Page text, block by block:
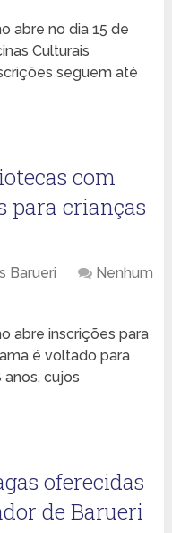
abre no dia 15 de
Culturais
seguem até
com
para crianças
Barueri
Nenhum
abre inscrições para
é voltado para
cujos
oferecidas
de Barueri